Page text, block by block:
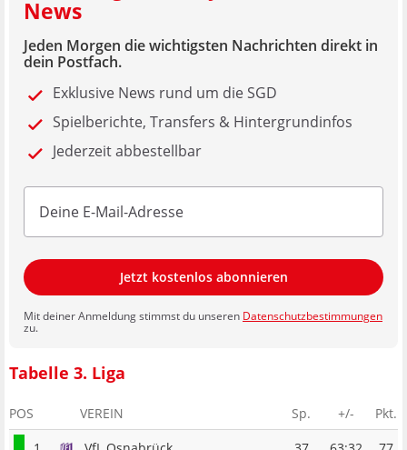
News
Jeden Morgen die wichtigsten Nachrichten direkt in
dein Postfach.
Exklusive News rund um die SGD
Spielberichte, Transfers & Hintergrundinfos
Jederzeit abbestellbar
Jetzt kostenlos abonnieren
Mit deiner Anmeldung stimmst du unseren Datenschutzbestimmungen
zu.
Tabelle 3. Liga
POS VEREIN Sp. +/-
Pkt.